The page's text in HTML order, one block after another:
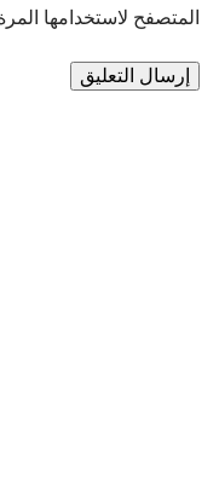
المتصفح لاستخدامها